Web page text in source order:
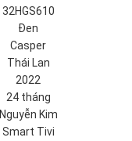
32HGS610
Đen
Casper
Thái Lan
2022
24 tháng
Nguyễn Kim
Smart Tivi